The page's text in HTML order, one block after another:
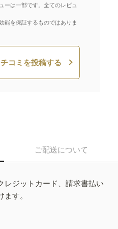
ーは一部です。全てのレビュ
能を保証するものではありま
コミを投稿する
ご配送について
レジットカード、請求書払い
す。